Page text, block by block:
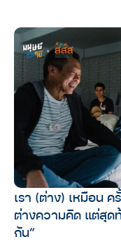
เรา (ต่าง) เหมือน ค
ต่างความคิด แต่สุด
กัน”